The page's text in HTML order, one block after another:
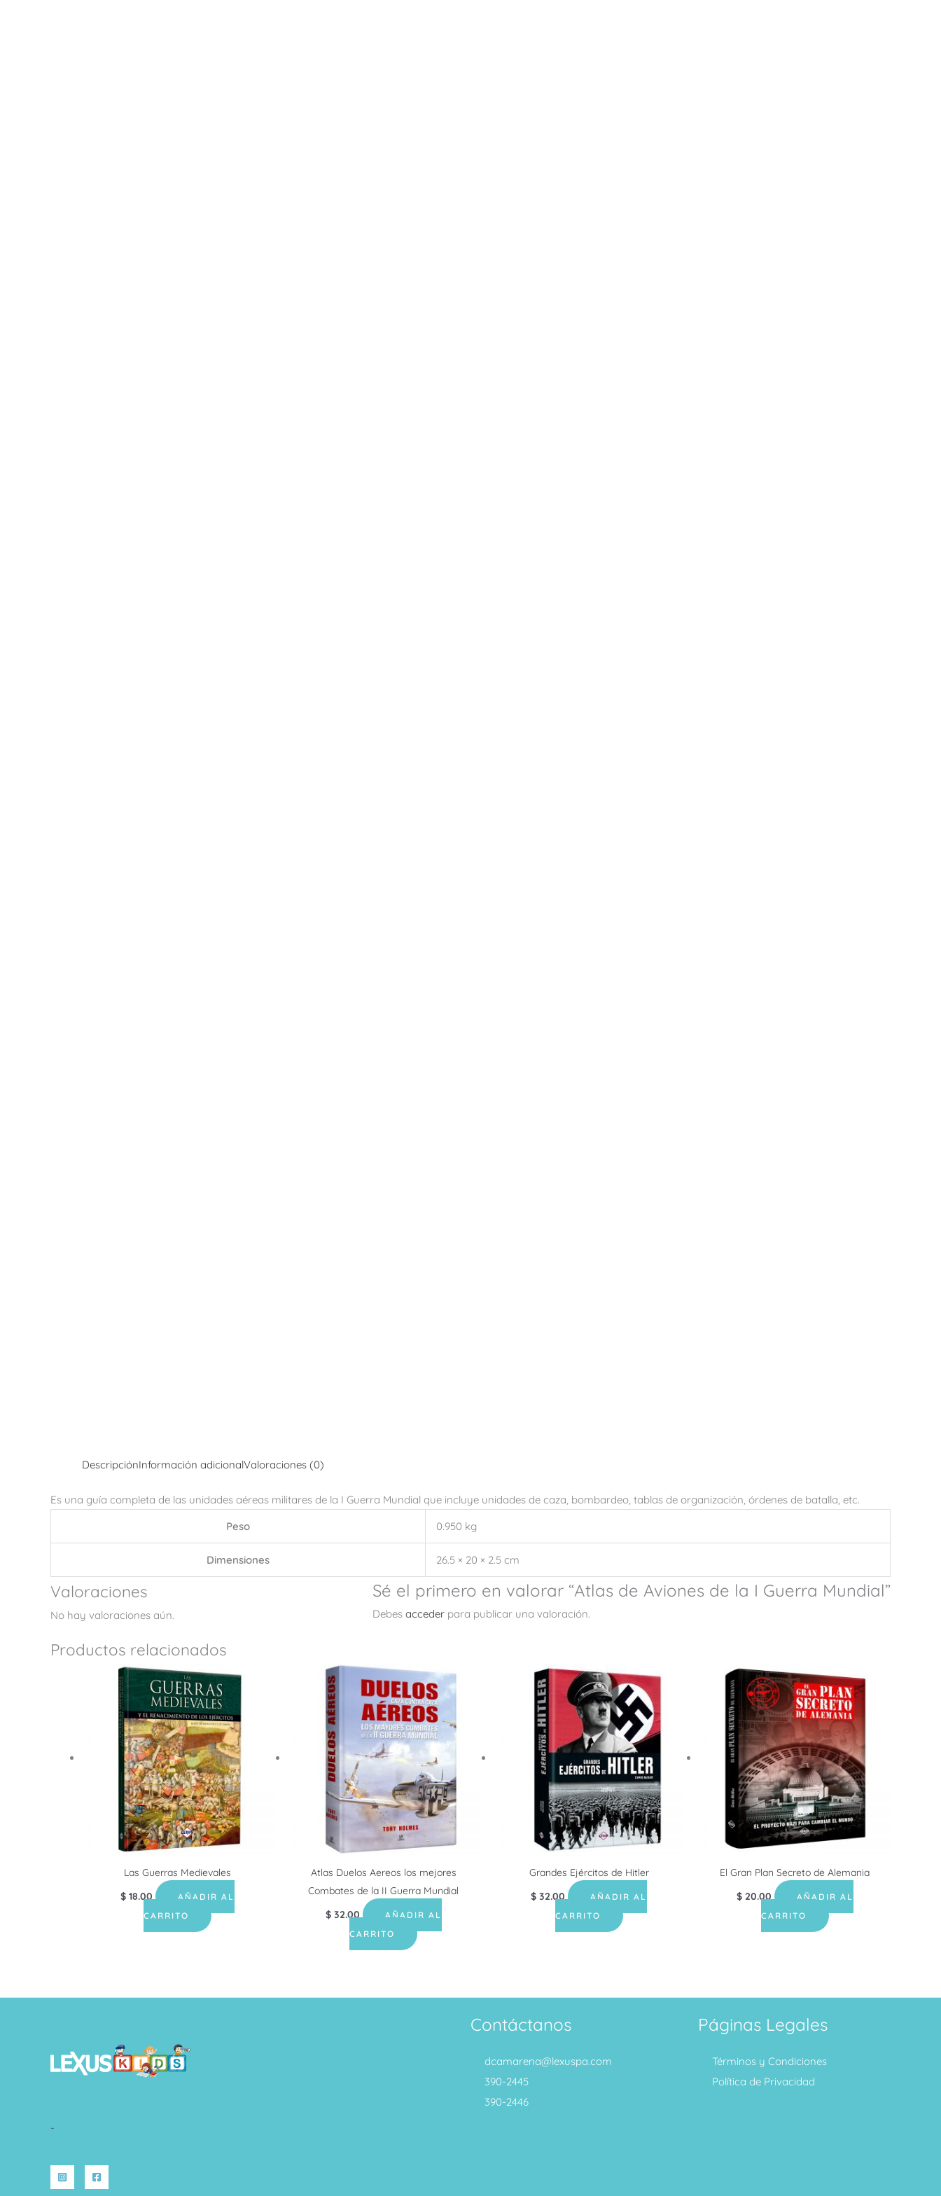
DescripciónInformación adicionalValoraciones (0)
Es una guía completa de las unidades aéreas militares de la I Guerra Mundial que incluye unidades de caza, bombardeo, tablas de organización, órdenes de batalla, etc.
Peso
0.950 kg
Dimensiones 26.5 × 20 × 2.5 cm
Valoraciones
No hay valoraciones aún.
Sé el primero en valorar “Atlas de Aviones de la I Guerra Mundial”
Debes acceder para publicar una valoración.
Productos relacionados
Las Guerras Medievales
$ 18.00
AÑADIR AL
CARRITO
Atlas Duelos Aereos los mejores
Combates de la II Guerra Mundial
$32.00
AÑADIR AL
CARRITO
Grandes Ejércitos de Hitler
$ 32.00
AÑADIR AL
CARRITO
El Gran Plan Secreto de Alemania
$20.00
AÑADIR AL
CARRITO
-
Contáctanos
dcamarena@lexuspa.com
390-2445
390-2446
Páginas Legales
Términos y Condiciones
Política de Privacidad